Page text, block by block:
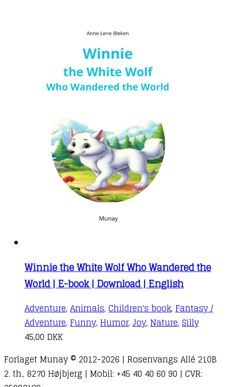
Winnie the White Wolf Who Wandered the
World | E-book | Download | English
Adventure, Animals, Children's book, Fantasy /
Adventure, Funny, Humor, Joy, Nature, Silly
45,00 DKK
Forlaget Munay © 2012-2026 | Rosenvangs Allé 210B
2. th., 8270 Højbjerg | Mobil: +45 40 40 60 90 | CVR: